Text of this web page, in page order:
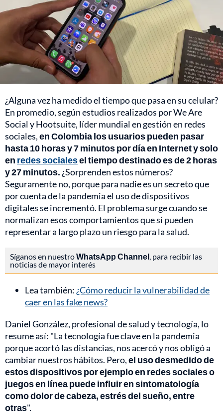
¿Alguna vez ha medido el tiempo que pasa en su celular?
En promedio, según estudios realizados por We Are
Social y Hootsuite, líder mundial en gestión en redes
sociales,en Colombia los usuarios pueden pasar
hasta 10 horas y 7 minutos por día en Internet y solo
en redes socialesel tiempo destinado es de 2 horas
y 27 minutos. ¿Sorprenden estos números?
Seguramente no, porque para nadie es un secreto que
por cuenta de la pandemia el uso de dispositivos
digitales se incrementó. El problema surge cuando se
normalizan esos comportamientos que sí pueden
representar a largo plazo un riesgo para la salud.
Síganos en nuestroWhatsApp Channel, para recibir las
noticias de mayor interés
Lea también: ¿Cómo reducir la vulnerabilidad de
caer en las fake news?
Daniel González, profesional de salud y tecnología, lo
resume así: "La tecnología fue clave en la pandemia
porque acortó las distancias, nos acercó y nos obligó a
cambiar nuestros hábitos. Pero,el uso desmedido de
estos dispositivos por ejemplo en redes sociales o
juegos en línea puede influir en sintomatología
como dolor de cabeza, estrés del sueño, entre
otras".